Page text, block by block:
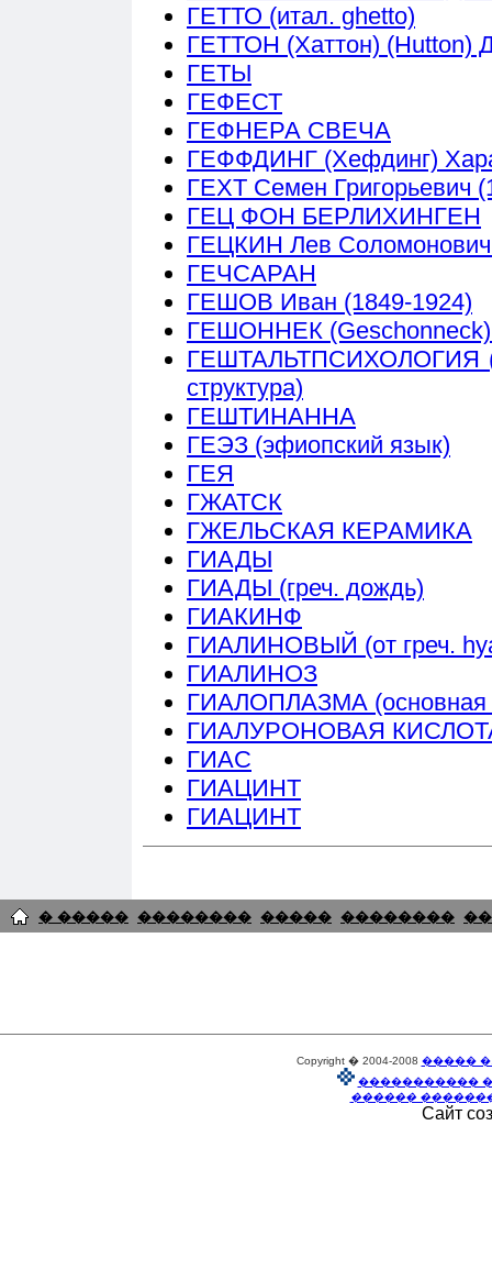
ГЕТТО (итал. ghetto)
ГЕТТОН (Хаттон) (Hutton)
ГЕТЫ
ГЕФЕСТ
ГЕФНЕРА СВЕЧА
ГЕФФДИНГ (Хефдинг)
ГЕХТ Семен Григорьевич
ГЕЦ ФОН БЕРЛИХИНГЕН
ГЕЦКИН Лев Соломонович
ГЕЧСАРАН
ГЕШОВ Иван (1849-1924)
ГЕШОННЕК (Geschonneck)
ГЕШТАЛЬТПСИХОЛОГИЯ
структура)
ГЕШТИНАННА
ГЕЭЗ (эфиопский язык)
ГЕЯ
ГЖАТСК
ГЖЕЛЬСКАЯ КЕРАМИКА
ГИАДЫ
ГИАДЫ (греч. дождь)
ГИАКИНФ
ГИАЛИНОВЫЙ (от греч.
ГИАЛИНОЗ
ГИАЛОПЛАЗМА (основная
ГИАЛУРОНОВАЯ
ГИАС
ГИАЦИНТ
ГИАЦИНТ
� ����� �������� ����� ��������
Copyright � 2004-2008 �����
�����������
������
Сайт